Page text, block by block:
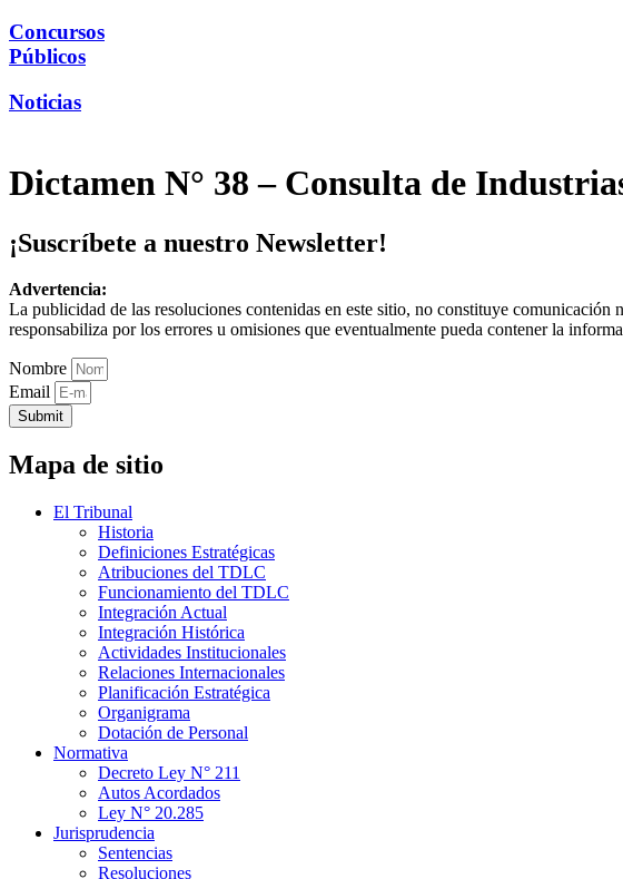
Concursos
Públicos
Noticias
Dictamen N° 38 – Consulta de
¡Suscríbete a nuestro Newsletter!
Advertencia:
La publicidad de las resoluciones contenidas en este sitio, no constituye
responsabiliza por los errores u omisiones que eventualmente pueda contener la
Nombre
Email
Submit
Mapa de sitio
El Tribunal
Historia
Definiciones Estratégicas
Atribuciones del TDLC
Funcionamiento del TDLC
Integración Actual
Integración Histórica
Actividades Institucionales
Relaciones Internacionales
Planificación Estratégica
Organigrama
Dotación de Personal
Normativa
Decreto Ley N° 211
Autos Acordados
Ley N° 20.285
Jurisprudencia
Sentencias
Resoluciones